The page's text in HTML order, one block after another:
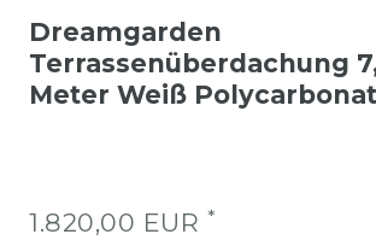
Dreamgarden
Terrassenüberdachung
Meter Weiß
1.820,00 EUR *